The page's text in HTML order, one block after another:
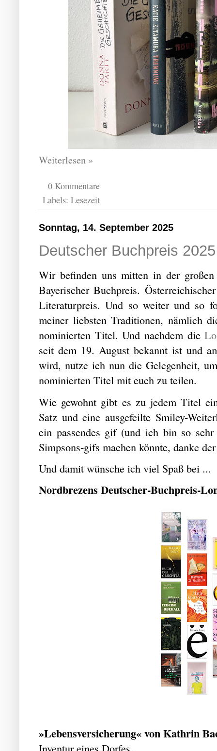
Weiterlesen »
0 Kommentare
Labels: Lesezeit
Sonntag, 14. September 2025
Deutscher Buchpreis
Wir befinden uns mitten in der großen
Bayerischer Buchpreis.
Literaturpreis. Und so weiter und so
meiner liebsten Traditionen, nämlich
nominierten Titel. Und nachdem die
seit dem 19. August bekannt ist und
wird, nutze ich nun die Gelegenheit,
nominierten Titel mit euch zu teilen.
Wie gewohnt gibt es zu jedem Titel
Satz und eine ausgefeilte Smiley-
ein passendes gif (und ich bin so
Simpsons-gifs machen könnte, danke
Und damit wünsche ich viel Spaß bei ...
Nordbrezens Deutscher-Buchpreis-
»Lebensversicherung« von Kathrin